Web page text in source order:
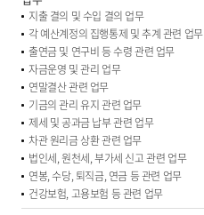
업
무,
이
메
일,
전
화
번
호,
업
무
지출 결의 및 수입 결의 업무
각 예산계정의 집행통제 및 추계 관련 업무
출연금 및 연구비 등 수령 관련 업무
자금운영 및 관리 업무
연말결산 관련 업무
기금의 관리 유지 관련 업무
제세 및 공과금 납부 관련 업무
차관 원리금 상환 관련 업무
법인세, 원천세, 부가세 신고 관련 업무
연봉, 수당, 퇴직금, 연금 등 관련 업무
건강보험, 고용보험 등 관련 업무